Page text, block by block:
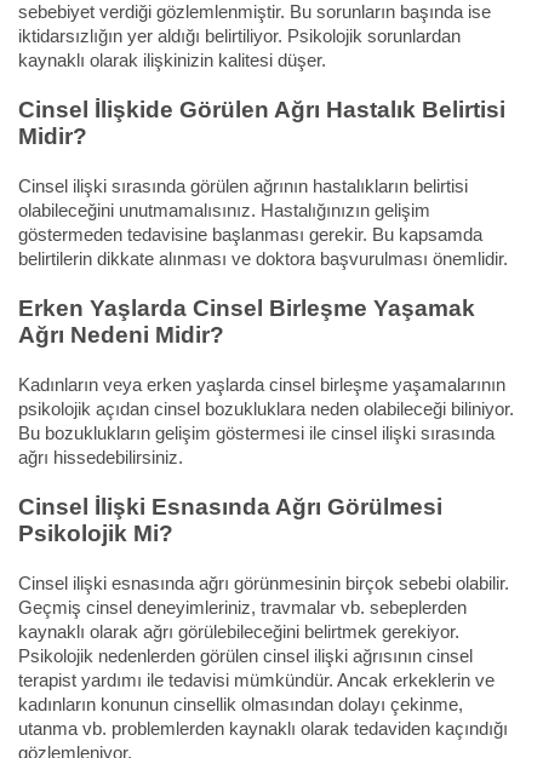
sebebiyet verdiği gözlemlenmiştir. Bu sorunların başında ise
iktidarsızlığın yer aldığı belirtiliyor. Psikolojik sorunlardan
kaynaklı olarak ilişkinizin kalitesi düşer.
Cinsel İlişkide Görülen Ağrı Hastalık Belirtisi
Midir?
Cinsel ilişki sırasında görülen ağrının hastalıkların belirtisi
olabileceğini unutmamalısınız. Hastalığınızın gelişim
göstermeden tedavisine başlanması gerekir. Bu kapsamda
belirtilerin dikkate alınması ve doktora başvurulması önemlidir.
Erken Yaşlarda Cinsel Birleşme Yaşamak
Ağrı Nedeni Midir?
Kadınların veya erken yaşlarda cinsel birleşme yaşamalarının
psikolojik açıdan cinsel bozukluklara neden olabileceği biliniyor.
Bu bozuklukların gelişim göstermesi ile cinsel ilişki sırasında
ağrı hissedebilirsiniz.
Cinsel İlişki Esnasında Ağrı Görülmesi
Psikolojik Mi?
Cinsel ilişki esnasında ağrı görünmesinin birçok sebebi olabilir.
Geçmiş cinsel deneyimleriniz, travmalar vb. sebeplerden
kaynaklı olarak ağrı görülebileceğini belirtmek gerekiyor.
Psikolojik nedenlerden görülen cinsel ilişki ağrısının cinsel
terapist yardımı ile tedavisi mümkündür. Ancak erkeklerin ve
kadınların konunun cinsellik olmasından dolayı çekinme,
utanma vb. problemlerden kaynaklı olarak tedaviden kaçındığı
gözlemleniyor.